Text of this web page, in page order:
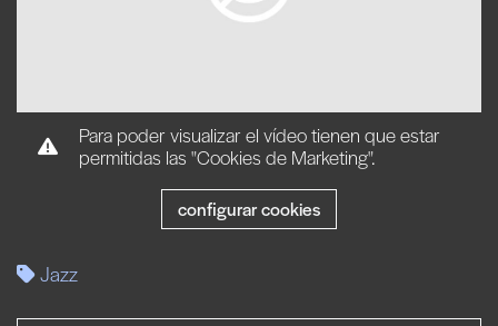
Para poder visualizar el vídeo tienen que estar
permitidas las "Cookies de Marketing".
configurar cookies
Jazz